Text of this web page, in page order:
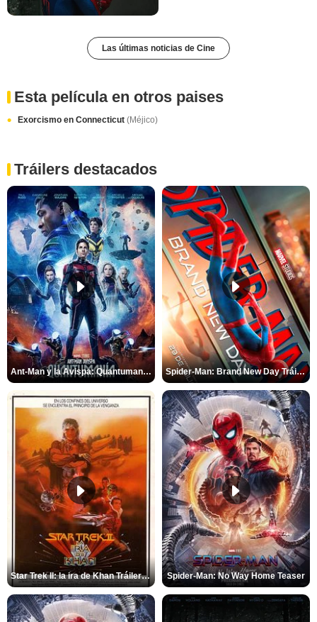
Las últimas noticias de Cine
Esta película en otros paises
Exorcismo en Connecticut (Méjico)
Tráilers destacados
Ant-Man y la Avispa: Quantumanía Tráiler (2) Spider-Man: Brand New Day Tráiler (3)
Star Trek II: la ira de Khan Tráiler VO Spider-Man: No Way Home Teaser